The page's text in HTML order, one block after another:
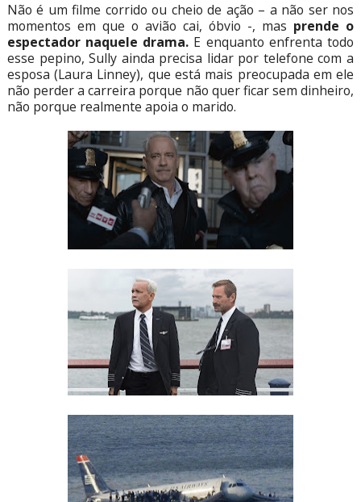
Não é um filme corrido ou cheio de ação – a não ser nos
momentos em que o avião cai, óbvio -, mas prende o
espectador naquele drama. E enquanto enfrenta todo
esse pepino, Sully ainda precisa lidar por telefone com a
esposa (Laura Linney), que está mais preocupada em ele
não perder a carreira porque não quer ficar sem dinheiro,
não porque realmente apoia o marido.